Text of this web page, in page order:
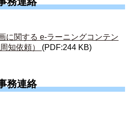
に関する e-ラーニングコンテン
知依頼） (PDF:244 KB)
務連絡